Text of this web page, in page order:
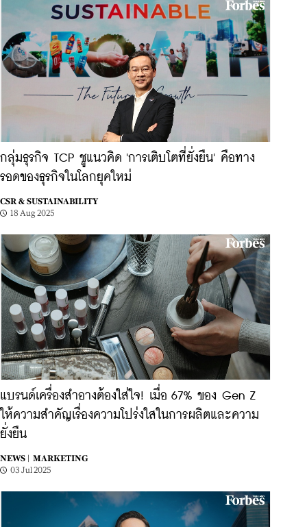
กลุ่มธุรกิจ TCP ชูแนวคิด 'การเติบโตที่ยั่งยืน' คือทาง
รอดของธุรกิจในโลกยุคใหม่
CSR & SUSTAINABILITY
18 Aug 2025
แบรนด์เครื่องสำอางต้องใส่ใจ! เมื่อ 67% ของ Gen Z
ให้ความสำคัญเรื่องความโปร่งใสในการผลิตและความ
ยั่งยืน
NEWS |
MARKETING
03 Jul 2025